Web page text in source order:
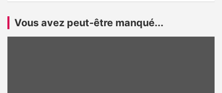
Vous avez peut-être manqué...